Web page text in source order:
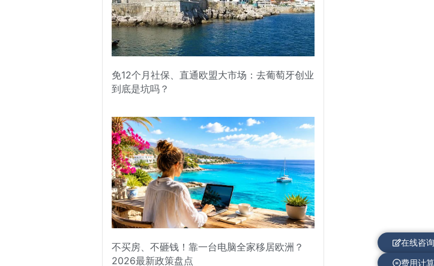
免12个月社保、直通欧盟大市场：去葡萄牙创业
到底是坑吗？
不买房、不砸钱！靠一台电脑全家移居欧洲？
2026最新政策盘点
在线咨询
费用计算